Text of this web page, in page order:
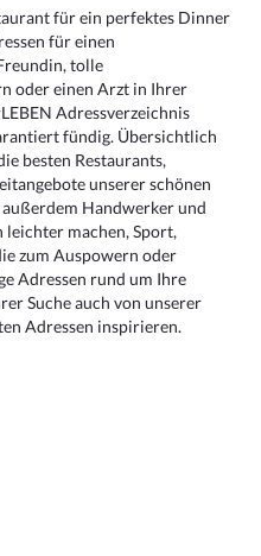
für ein perfektes Dinner
für einen
tolle
oder einen Arzt in Ihrer
Adressverzeichnis
fündig. Übersichtlich
besten Restaurants,
unserer schönen
außerdem Handwerker und
leichter machen, Sport,
zum Auspowern oder
Adressen rund um Ihre
Suche auch von unserer
Adressen inspirieren.